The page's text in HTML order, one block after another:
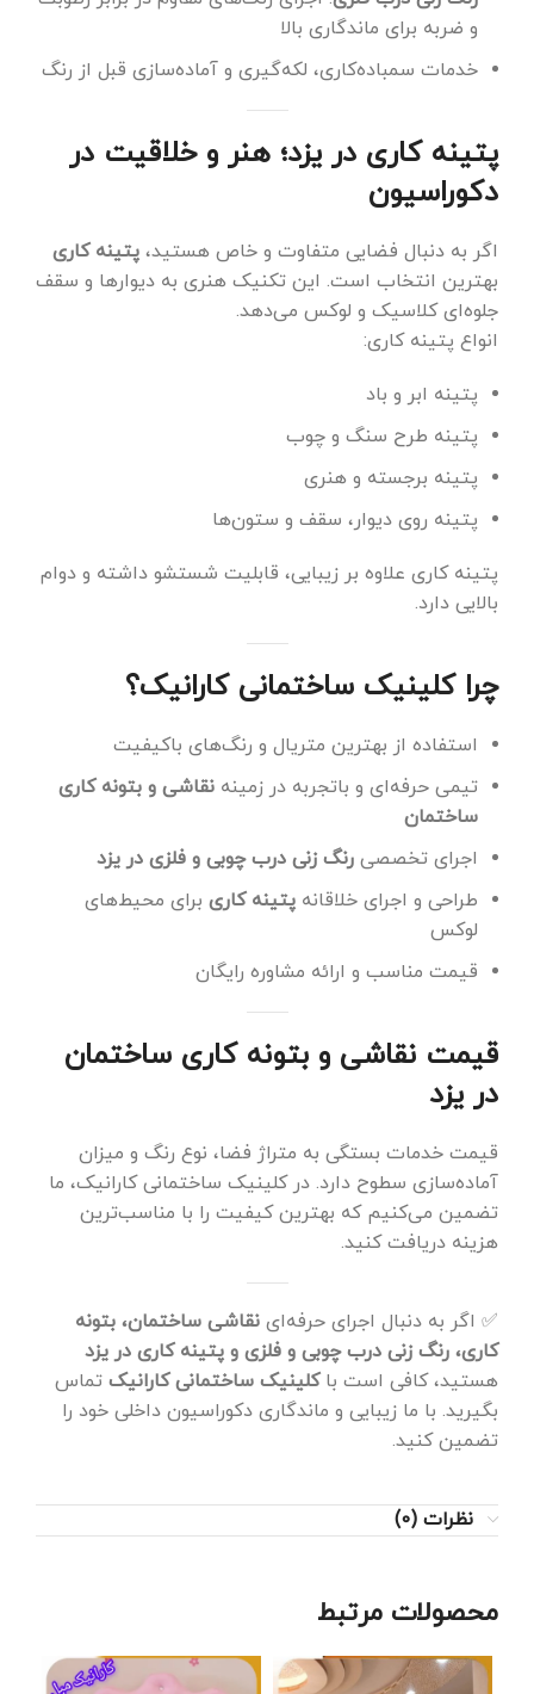
و ضربه برای ماندگاری بالا
خدمات سمباده‌کاری، لکه‌گیری و آماده‌سازی قبل از رنگ
پتینه کاری در یزد؛ هنر و خلاقیت در
دکوراسیون
اگر به دنبال فضایی متفاوت و خاص هستید، پتینه کاری
بهترین انتخاب است. این تکنیک هنری به دیوارها و سقف
جلوه‌ای کلاسیک و لوکس می‌دهد.
انواع پتینه کاری:
پتینه ابر و باد
پتینه طرح سنگ و چوب
پتینه برجسته و هنری
پتینه روی دیوار، سقف و ستون‌ها
پتینه کاری علاوه بر زیبایی، قابلیت شستشو داشته و دوام
بالایی دارد.
چرا کلینیک ساختمانی کارانیک؟
استفاده از بهترین متریال و رنگ‌های باکیفیت
تیمی حرفه‌ای و باتجربه در زمینه نقاشی و بتونه کاری
ساختمان
اجرای تخصصی رنگ زنی درب چوبی و فلزی در یزد
طراحی و اجرای خلاقانه پتینه کاری برای محیط‌های
لوکس
قیمت مناسب و ارائه مشاوره رایگان
قیمت نقاشی و بتونه کاری ساختمان
در یزد
قیمت خدمات بستگی به متراژ فضا، نوع رنگ و میزان
آماده‌سازی سطوح دارد. در کلینیک ساختمانی کارانیک، ما
تضمین می‌کنیم که بهترین کیفیت را با مناسب‌ترین
هزینه دریافت کنید.
✅ اگر به دنبال اجرای حرفه‌ای نقاشی ساختمان، بتونه
کاری، رنگ زنی درب چوبی و فلزی و پتینه کاری در یزد
هستید، کافی است باکلینیک ساختمانی کارانیک تماس
بگیرید. با ما زیبایی و ماندگاری دکوراسیون داخلی خود را
تضمین کنید.
نظرات (0)
محصولات مرتبط